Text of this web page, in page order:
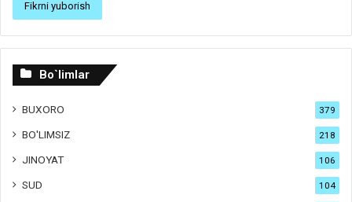
Bo`limlar
BUXORO 379
BO'LIMSIZ 218
JINOYAT 106
SUD 104